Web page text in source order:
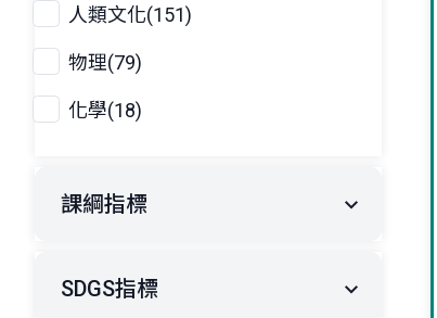
人類文化(151)
物理(79)
化學(18)
課綱指標
SDGS指標